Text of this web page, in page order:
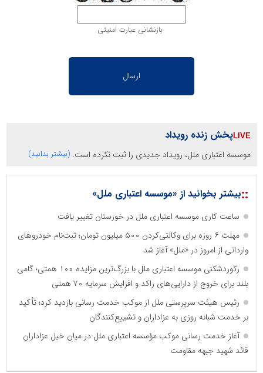
بازنشانی عبارت امنیتی
پخش زنده رویداد
موسسه اعتباری ملل، رویداد جدیدی را ثبت نکرده است. (بیشتر بدانید)
::بیشتر بخوانید از «موسسه اعتباری ملل»
ساعت کاری موسسه اعتباری ملل در خوزستان تغییر یافت
مهلت ۶ روزه برای وکالتی‌کردن ۵۰۰ میلیون تومان؛ ثبت‌نام خودروهای
وارداتی از امروز در «ملل» آغاز شد
رکوردشکنی موسسه اعتباری ملل با بزرگ‌ترین مزایده ۱۰۰ همتی؛ گامی
بلند برای خروج از دارایی‌های راکد و افزایش سرمایه ۷۰ همتی
رئیس هیئت سرپرستی ملل از موکب خدمت رسانی بازدید کرد؛ تأکید
بر خدمت شبانه روزی به عزاداران و تشییع‌کنندگان
آغاز خدمت رسانی موکب مؤسسه اعتباری ملل در میان خیل عزاداران
قائد شهید جبهه مقاومت